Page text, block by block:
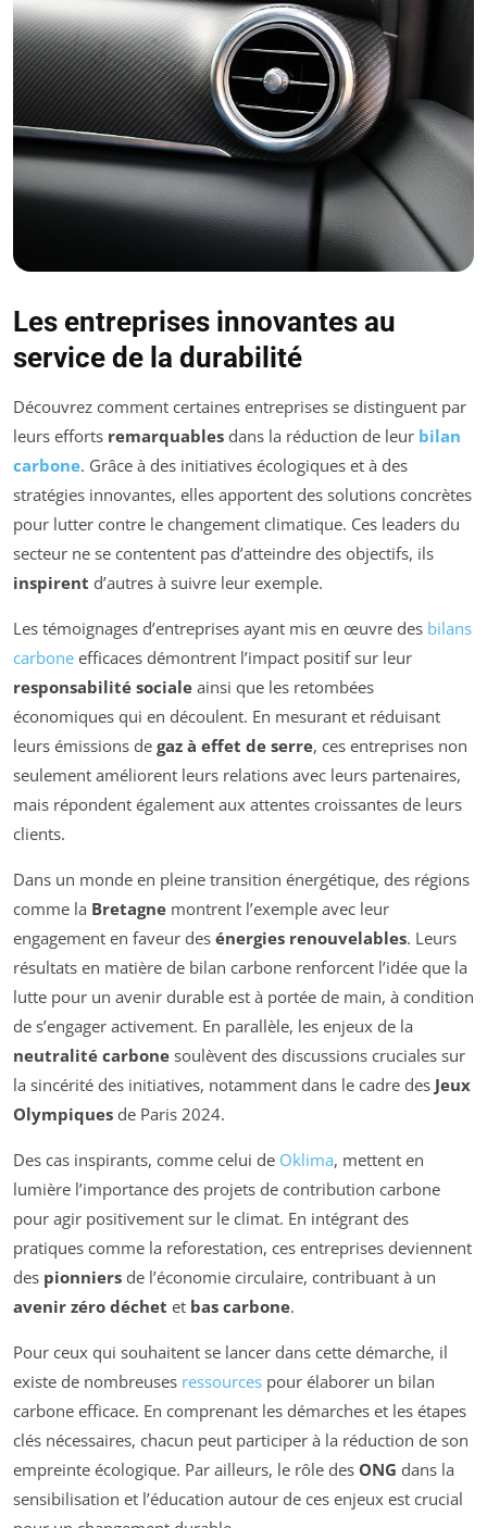
Les entreprises innovantes au
service de la durabilité
Découvrez comment certaines entreprises se distinguent par
leurs efforts remarquables dans la réduction de leur bilan
carbone. Grâce à des initiatives écologiques et à des
stratégies innovantes, elles apportent des solutions concrètes
pour lutter contre le changement climatique. Ces leaders du
secteur ne se contentent pas d’atteindre des objectifs, ils
inspirent d’autres à suivre leur exemple.
Les témoignages d’entreprises ayant mis en œuvre des bilans
carbone efficaces démontrent l’impact positif sur leur
responsabilité sociale ainsi que les retombées
économiques qui en découlent. En mesurant et réduisant
leurs émissions de gaz à effet de serre, ces entreprises non
seulement améliorent leurs relations avec leurs partenaires,
mais répondent également aux attentes croissantes de leurs
clients.
Dans un monde en pleine transition énergétique, des régions
comme la Bretagne montrent l’exemple avec leur
engagement en faveur des énergies renouvelables. Leurs
résultats en matière de bilan carbone renforcent l’idée que la
lutte pour un avenir durable est à portée de main, à condition
de s’engager activement. En parallèle, les enjeux de la
neutralité carbone soulèvent des discussions cruciales sur
la sincérité des initiatives, notamment dans le cadre des Jeux
Olympiques de Paris 2024.
Des cas inspirants, comme celui de Oklima, mettent en
lumière l’importance des projets de contribution carbone
pour agir positivement sur le climat. En intégrant des
pratiques comme la reforestation, ces entreprises deviennent
des pionniers de l’économie circulaire, contribuant à un
avenir zéro déchet et bas carbone.
Pour ceux qui souhaitent se lancer dans cette démarche, il
existe de nombreuses ressources pour élaborer un bilan
carbone efficace. En comprenant les démarches et les étapes
clés nécessaires, chacun peut participer à la réduction de son
empreinte écologique. Par ailleurs, le rôle des ONG dans la
sensibilisation et l’éducation autour de ces enjeux est crucial